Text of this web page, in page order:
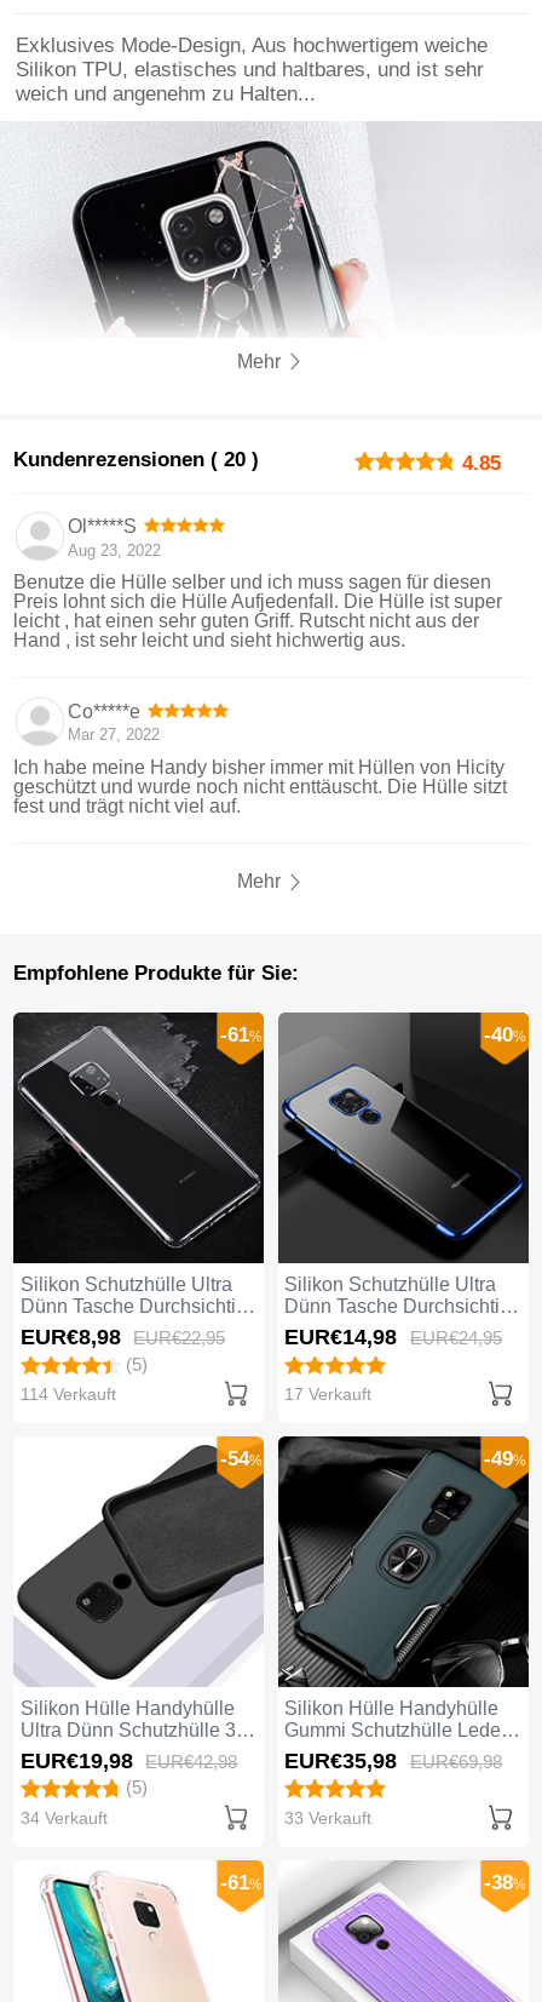
Exklusives Mode-Design, Aus hochwertigem weiche
Silikon TPU, elastisches und haltbares, und ist sehr
weich und angenehm zu Halten...
Mehr
Kundenrezensionen ( 20 ) 4.85
Ol*****S
Aug 23, 2022
Benutze die Hülle selber und ich muss sagen für diesen
Preis lohnt sich die Hülle Aufjedenfall. Die Hülle ist super
leicht , hat einen sehr guten Griff. Rutscht nicht aus der
Hand , ist sehr leicht und sieht hichwertig aus.
Co*****e
Mar 27, 2022
Ich habe meine Handy bisher immer mit Hüllen von Hicity
geschützt und wurde noch nicht enttäuscht. Die Hülle sitzt
fest und trägt nicht viel auf.
Mehr
Empfohlene Produkte für Sie:
Silikon Schutzhülle Ultra
Dünn Tasche Durchsichtig
Transparent K01 für
Huawei Mate 20 Klar
-61%
EUR€8,98 EUR€22,95
(5)
114 Verkauft
Silikon Schutzhülle Ultra
Dünn Tasche Durchsichtig
Transparent U01 für
Huawei Mate 20 Blau
-40%
EUR€14,98 EUR€24,95
17 Verkauft
Silikon Hülle Handyhülle
Ultra Dünn Schutzhülle 360
Grad Tasche C08 für
Huawei Mate 20 Schwarz
-54%
EUR€19,98 EUR€42,98
(5)
34 Verkauft
Silikon Hülle Handyhülle
Gummi Schutzhülle Leder
Tasche mit Magnetisch
Fingerring Ständer T01 für
Huawei Mate 20 Grün
-49%
EUR€35,98 EUR€69,98
33 Verkauft
-61% -38%